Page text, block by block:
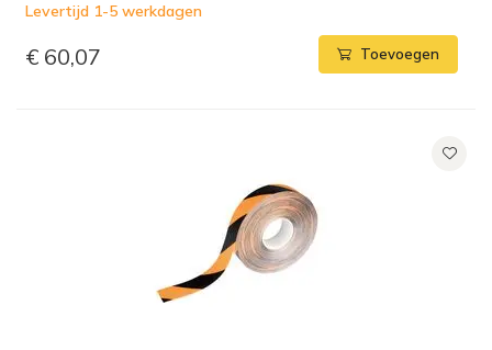
Levertijd 1-5 werkdagen
€ 60,07 Toevoegen